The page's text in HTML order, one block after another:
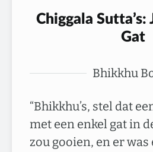
Chiggala Sutta’s:
Gat
Bhikkhu
“Bhikkhu’s, stel dat
met een enkel gat in
zou gooien, en er